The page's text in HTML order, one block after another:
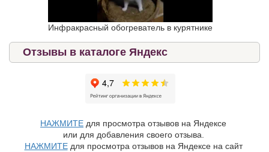
Инфракрасный обогреватель в курятнике
Отзывы в каталоге Яндекс
НАЖМИТЕ для просмотра отзывов на Яндексе
или для добавления своего отзыва.
НАЖМИТЕдля просмотра отзывов на Яндексе на сайт